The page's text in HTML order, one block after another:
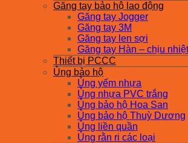
Găng tay bảo hộ lao động
Găng tay Jogger
Găng tay 3M
Găng tay len sợi
Găng tay Hàn – chịu nhiệt
Thiết bị PCCC
Ủng bảo hộ
Ủng yếm nhựa
Ủng nhựa PVC trắng
Ủng bảo hộ Hoa San
Ủng bảo hộ Thuỳ Dương
Ủng liền quần
Ủng rằn ri các loại